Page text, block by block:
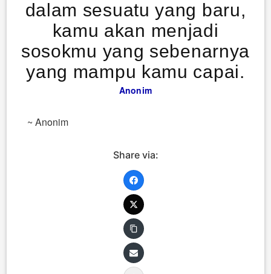
dalam sesuatu yang baru,
kamu akan menjadi
sosokmu yang sebenarnya
yang mampu kamu capai.
Anonim
~ Anonim
Share via: